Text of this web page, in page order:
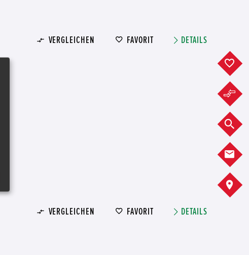
VERGLEICHEN FAVORIT DETAILS
VERGLEICHEN FAVORIT DETAILS